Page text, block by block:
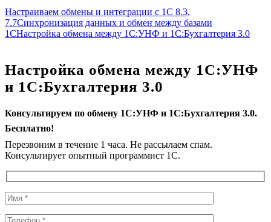
Настраиваем обмены и интеграции с 1С 8.3,
7.7Синхронизация данных и обмен между базами
1СНастройка обмена между 1С:УНФ и 1С:Бухгалтерия 3.0
Настройка обмена между 1С:УНФ
и 1С:Бухгалтерия 3.0
Консультируем по обмену 1С:УНФ и 1С:Бухгалтерия 3.0.
Бесплатно!
Перезвоним в течение 1 часа. Не рассылаем спам.
Консультирует опытный программист 1С.